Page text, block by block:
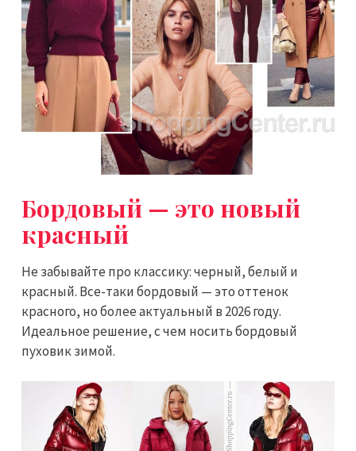
Бордовый — это новый
красный
Не забывайте про классику: черный, белый и
красный. Все-таки бордовый — это оттенок
красного, но более актуальный в 2026 году.
Идеальное решение, с чем носить бордовый
пуховик зимой.